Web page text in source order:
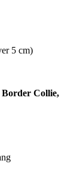
5 cm)
Border Collie,